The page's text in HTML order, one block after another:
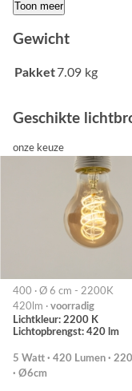
Toon meer
Gewicht
Pakket7.09 kg
Geschikte
onze keuze
400 · Ø 6 cm - 2200K
420lm · voorradig
Lichtkleur: 2200 K
Lichtopbrengst: 420 lm
5 Watt · 420 Lumen ·
· Ø6cm